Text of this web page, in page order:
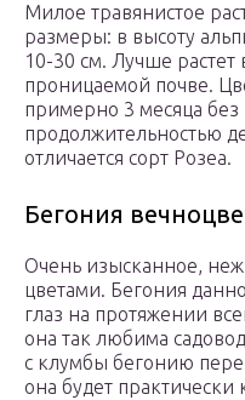
Милое травянистое
размеры: в высоту
10-30 см. Лучше
проницаемой почве.
примерно 3 месяца
продолжительностью
отличается сорт Розеа.
Бегония
Очень изысканное,
цветами. Бегония
глаз на протяжении
она так любима
с клумбы бегонию
она будет практически